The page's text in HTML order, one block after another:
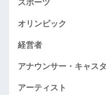
スポーツ
オリンピック
経営者
アナウンサー・キャス
アーティスト